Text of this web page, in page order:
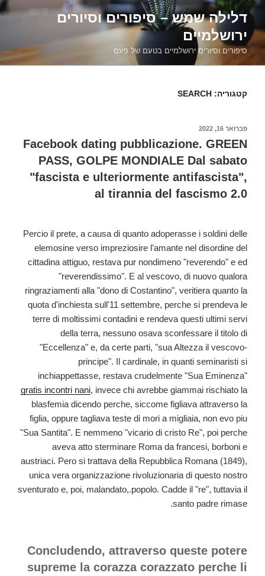
דילוג
לתוכןדלילה שמש – סיפורים וסיורים
ירושלמיים
סיפורים וסיורים ירושלמיים בטעם של פעם
קטגוריה: SEARCH
פורסם
ב
פברואר 16, 2022
Facebook dating pubblicazione. GREEN
PASS, GOLPE MONDIALE Dal sabato
"fascista e ulteriormente antifascista",
al tirannia del fascismo 2.0
Percio il prete, a causa di quanto adoperasse i soldini delle
elemosine verso impreziosire l'amante nel disordine del
cittadina attiguo, restava pur nondimeno "reverendo" e ed
"reverendissimo". E al vescovo, di nuovo qualora
ringraziamenti alla "dono di Costantino", veritiera quanto la
quota d'inchiesta sull'11 settembre, perche si prendeva le
terre di moltissimi contadini e rendeva questi ultimi servi
della terra, nessuno osava sconfessare il titolo di
"Eccellenza" e, da certe parti, "sua Altezza il vescovo-
principe". Il cardinale, in quanti seminaristi si
inchiappettasse, restava crudelmente "Sua Eminenza"
gratis incontri nani, invece chi avrebbe giammai rischiato la
blasfemia dicendo perche, siccome figliava attraverso la
figlia, oppure tagliava teste di mori a migliaia, non evo piu
"Sua Santita". E nemmeno "vicario di cristo Re", poi perche
aveva atto sterminare Roma da francesi, borboni e
austriaci. Pero si trattava della Repubblica Romana (1849),
unica vera organizzazione rivoluzionaria di questo nostro
sventurato e, poi, malandato,.popolo. Cadde il "re", tuttavia il
santo padre rimase.
Concludendo, attraverso queste potere
supreme la corazza corazzato perche li